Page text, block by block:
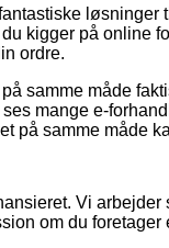
kigger på online
ordre.
samme måde
mange e-
på samme måde
Vi
om du foretager